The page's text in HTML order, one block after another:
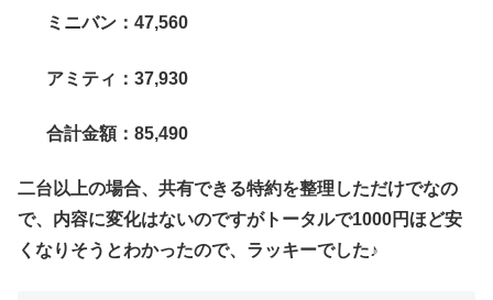
ミニバン：47,560
アミティ：37,930
合計金額：85,490
二台以上の場合、共有できる特約を整理しただけでなの
で、内容に変化はないのですがトータルで1000円ほど安
くなりそうとわかったので、ラッキーでした♪